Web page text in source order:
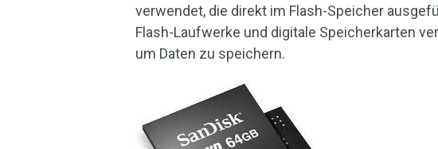
verwendet, die direkt im Flash-Speicher
Flash-Laufwerke und digitale Speicherkarten
um Daten zu speichern.